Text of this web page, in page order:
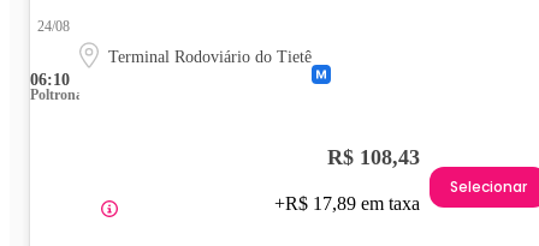
06:10
24/08
Terminal Rodoviário do Tietê
Poltrona
R$ 108,43
+R$ 17,89 em taxa
Selecionar